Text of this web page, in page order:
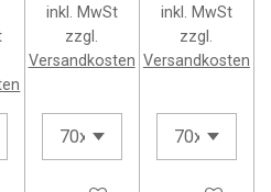
inkl. MwSt
zzgl.
Versandkosten
inkl. MwSt
zzgl.
Versandkosten